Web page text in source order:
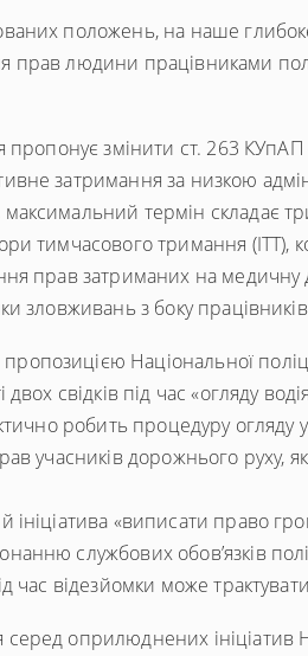
положень, на наше
людини працівниками
пропонує змінити ст. 263
затримання за низкою
термін складає
тимчасового тримання (ІТТ),
прав затриманих на
зловживань з боку
Національної
двох свідків під час «огляду
робить процедуру
учасників дорожнього руху,
ініціатива «виписати право
службових обов’язків
час відезйомки може
оприлюднених ініціатив